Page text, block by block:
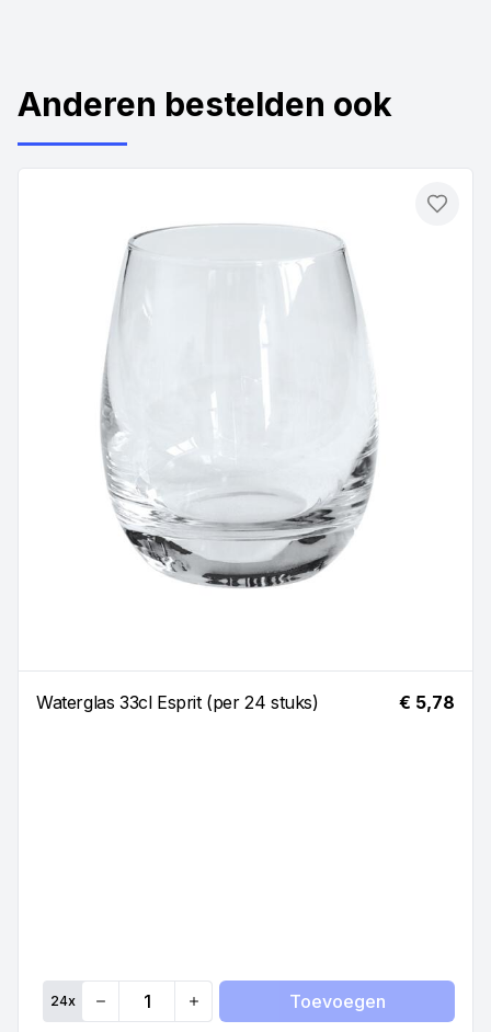
Anderen bestelden ook
Waterglas 33cl Esprit (per 24 stuks) € 5,78
24x
Quantity
Toevoegen